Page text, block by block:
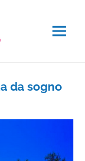
MENU
da sogno